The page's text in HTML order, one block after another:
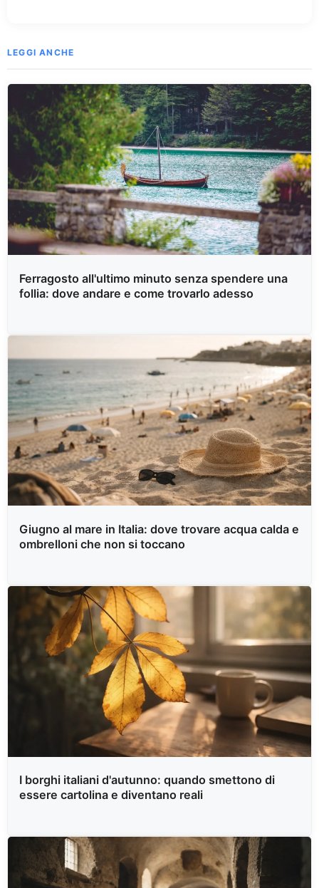
Ferragosto all'ultimo minuto senza spendere una
follia: dove andare e come trovarlo adesso
Giugno al mare in Italia: dove trovare acqua calda e
ombrelloni che non si toccano
I borghi italiani d'autunno: quando smettono di
essere cartolina e diventano reali
LEGGI ANCHE